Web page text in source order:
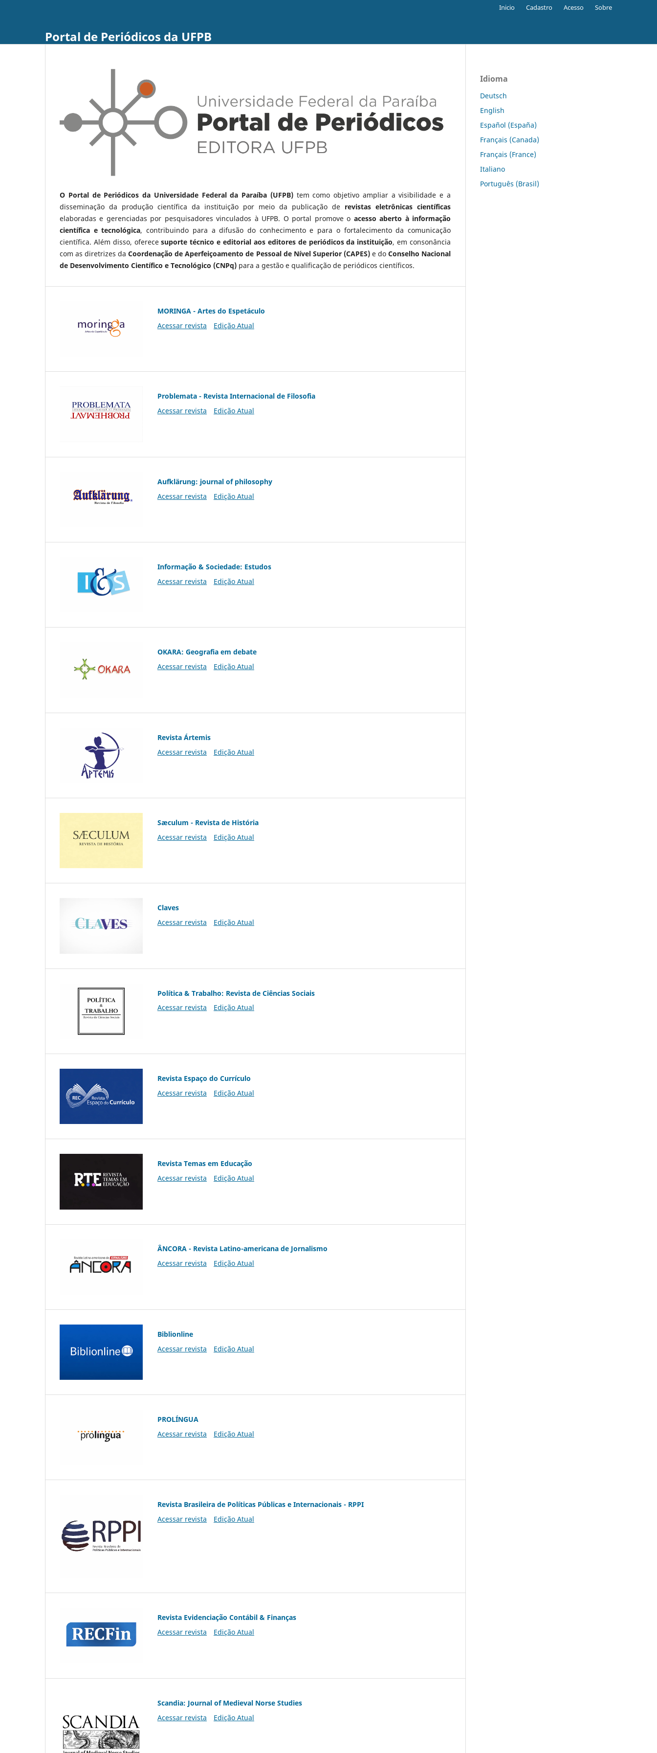
Portal de Periódicos da UFPB
Inicio Cadastro Acesso Sobre
O Portal de Periódicos da Universidade Federal da Paraíba (UFPB)tem como objetivo ampliar a visibilidade e a
disseminação da produção científica da instituição por meio da publicação de revistas eletrônicas científicas
elaboradas e gerenciadas por pesquisadores vinculados à UFPB. O portal promove o acesso aberto à informação
científica e tecnológica, contribuindo para a difusão do conhecimento e para o fortalecimento da comunicação
científica. Além disso, oferecesuporte técnico e editorial aos editores de periódicos da instituição, em consonância
com as diretrizes daCoordenação de Aperfeiçoamento de Pessoal de Nível Superior (CAPES)e do Conselho Nacional
de Desenvolvimento Científico e Tecnológico (CNPq) para a gestão e qualificação de periódicos científicos.
MORINGA - Artes do Espetáculo
Acessar revista
Edição Atual
Problemata - Revista Internacional de Filosofia
Acessar revista
Edição Atual
Aufklärung: journal of philosophy
Acessar revista
Edição Atual
Informação & Sociedade: Estudos
Acessar revista
Edição Atual
OKARA: Geografia em debate
Acessar revista
Edição Atual
Revista Ártemis
Acessar revista
Edição Atual
Sæculum - Revista de História
Acessar revista
Edição Atual
Claves
Acessar revista
Edição Atual
Política & Trabalho: Revista de Ciências Sociais
Acessar revista
Edição Atual
Revista Espaço do Currículo
Acessar revista
Edição Atual
Revista Temas em Educação
Acessar revista
Edição Atual
ÂNCORA - Revista Latino-americana de Jornalismo
Acessar revista
Edição Atual
Biblionline
Acessar revista
Edição Atual
PROLÍNGUA
Acessar revista
Edição Atual
Revista Brasileira de Políticas Públicas e Internacionais - RPPI
Acessar revista
Edição Atual
Revista Evidenciação Contábil & Finanças
Acessar revista
Edição Atual
Scandia: Journal of Medieval Norse Studies
Acessar revista
Edição Atual
Idioma
Deutsch
English
Español (España)
Français (Canada)
Français (France)
Italiano
Português (Brasil)